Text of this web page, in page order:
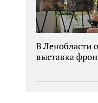
В Ленобласти
выставка